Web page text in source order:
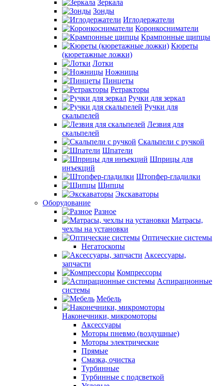
Зеркала
Зонды
Иглодержатели
Коронкосниматели
Крампонные щипцы
Кюреты
(кюретажные ложки)
Лотки
Ножницы
Пинцеты
Ретракторы
Ручки для зеркал
Ручки для
скальпелей
Лезвия для
скальпелей
Скальпели с ручкой
Шпатели
Шприцы для
инъекций
Штопфер-гладилки
Щипцы
Экскаваторы
Оборудование
Разное
Матрасы,
чехлы на установки
Оптические системы
Негатоскопы
Аксессуары,
запчасти
Компрессоры
Аспирационные
системы
Мебель
Наконечники, микромоторы
Аксессуары
Моторы пневмо (воздушные)
Моторы электрические
Прямые
Смазка, очистка
Турбинные
Турбинные с подсветкой